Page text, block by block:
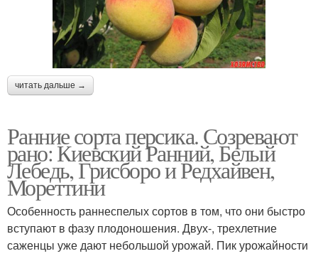
читать дальше →
Ранние сорта персика. Созревают
рано: Киевский Ранний, Белый
Лебедь, Грисборо и Редхайвен,
Мореттини
Особенность раннеспелых сортов в том, что они быстро
вступают в фазу плодоношения. Двух-, трехлетние
саженцы уже дают небольшой урожай. Пик урожайности